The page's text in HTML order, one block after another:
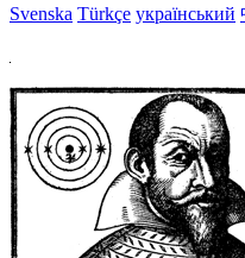
Svenska Türkçe український